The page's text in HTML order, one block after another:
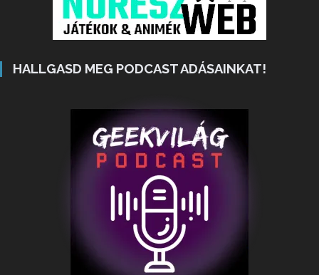
HALLGASD MEG PODCAST ADÁSAINKAT!